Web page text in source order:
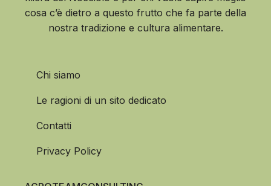
cosa c’è dietro a questo frutto che fa parte della
nostra tradizione e cultura alimentare.
Chi siamo
Le ragioni di un sito dedicato
Contatti
Privacy Policy